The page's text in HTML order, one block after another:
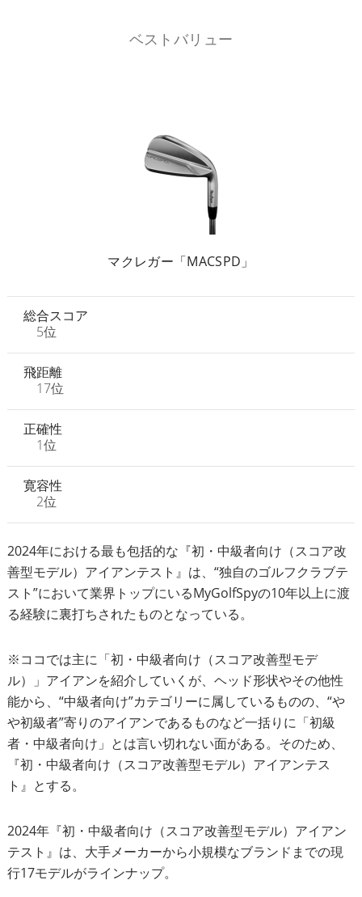
ベストバリュー
マクレガー「MACSPD」
総合スコア
5位
飛距離
17位
正確性
1位
寛容性
2位
2024年における最も包括的な『初・中級者向け（スコア改
善型モデル）アイアンテスト』は、“独自のゴルフクラブテ
スト”において業界トップにいるMyGolfSpyの10年以上に渡
る経験に裏打ちされたものとなっている。
※ココでは主に「初・中級者向け（スコア改善型モデ
ル）」アイアンを紹介していくが、ヘッド形状やその他性
能から、“中級者向け”カテゴリーに属しているものの、“や
や初級者”寄りのアイアンであるものなど一括りに「初級
者・中級者向け」とは言い切れない面がある。そのため、
『初・中級者向け（スコア改善型モデル）アイアンテス
ト』とする。
2024年『初・中級者向け（スコア改善型モデル）アイアン
テスト』は、大手メーカーから小規模なブランドまでの現
行17モデルがラインナップ。